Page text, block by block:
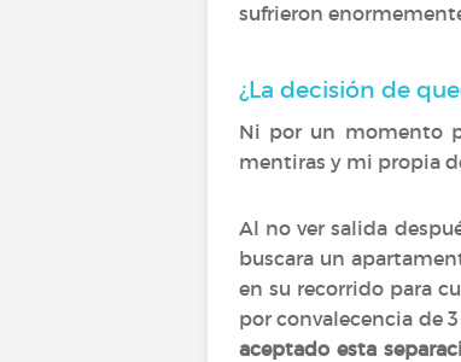
sufrieron
¿La decisión de
Ni por un momento
mentiras y mi propia
Al no ver salida
buscara un
en su recorrido para
por convalecencia de
aceptado esta